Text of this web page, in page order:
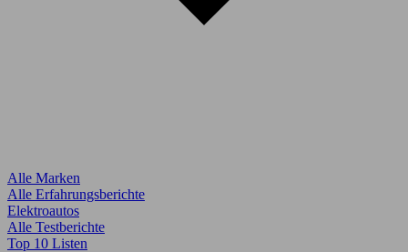
Alle Marken
Alle Erfahrungsberichte
Elektroautos
Alle Testberichte
Top 10 Listen